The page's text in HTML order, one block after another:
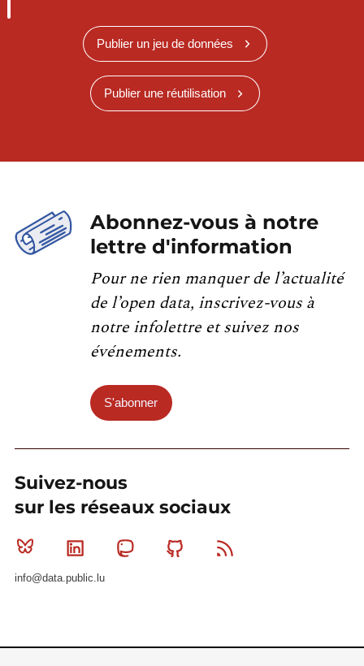
Publier un jeu de données
Publier une réutilisation
Abonnez-vous à notre
lettre d'information
Pour ne rien manquer de l’actualité
de l’open data, inscrivez-vous à
notre infolettre et suivez nos
événements.
S'abonner
Suivez-nous
sur les réseaux sociaux
Bluesky Linkedin MastodonGithub
info@data.public.lu